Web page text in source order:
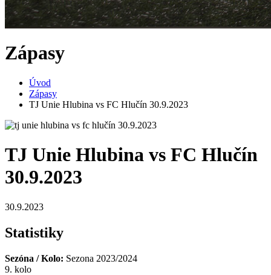
Zápasy
Úvod
Zápasy
TJ Unie Hlubina vs FC Hlučín 30.9.2023
TJ Unie Hlubina vs FC Hlučín
30.9.2023
30.9.2023
Statistiky
Sezóna / Kolo: Sezona 2023/2024
9. kolo